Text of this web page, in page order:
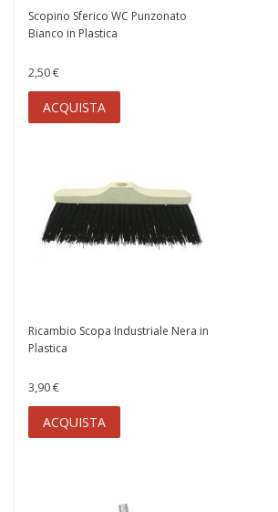
Scopino Sferico WC Punzonato
Bianco in Plastica
2,50 €
ACQUISTA
Ricambio Scopa Industriale Nera in
Plastica
3,90 €
ACQUISTA